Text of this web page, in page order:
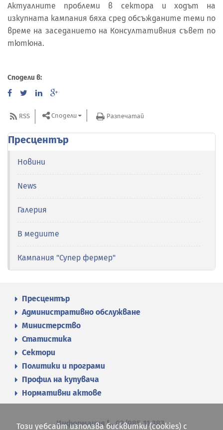
Актуалните проблеми в сектора и ходът на
изкупната кампания бяха сред обсъжданите теми по
време на заседанието на Консултативния съвет по
тютюна.
Сподели в:
RSS Сподели Разпечатай
Пресцентър
Новини
News
Галерия
В медиите
Кампания "Супер фермер"
Пресцентър
Административно обслужване
Министерство
Статистика
Сектори
Политики и програми
Профил на купувача
Нормативни актове
Информация 02/985 11 383
Този уебсайт използва бисквитки (cookies) с